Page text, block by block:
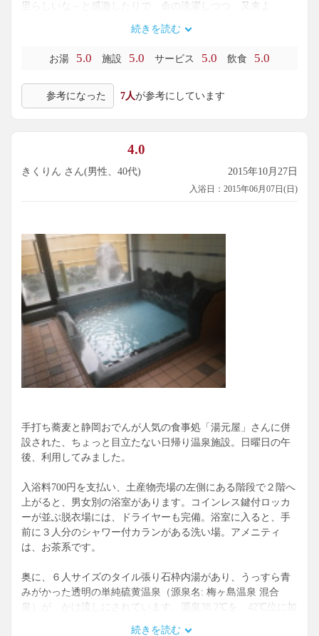
里らしいな～と感激したりで 命の洗濯しつつ 又来よ
う！！と思うわけです＾＾
続きを読む
お湯 5.0 施設 5.0 サービス 5.0 飲食 5.0
参考になった 7人が参考にしています
4.0
きくりん さん(男性、40代) 2015年10月27日
入浴日：2015年06月07日(日)
手打ち蕎麦と静岡おでんが人気の食事処「湯元屋」さんに併
設された、ちょっと目立たない日帰り温泉施設。日曜日の午
後、利用してみました。
入浴料700円を支払い、土産物売場の左側にある階段で２階へ
上がると、男女別の浴室があります。コインレス鍵付ロッカ
ーが並ぶ脱衣場には、ドライヤーも完備。浴室に入ると、手
前に３人分のシャワー付カランがある洗い場。アメニティ
は、お茶系です。
奥に、６人サイズのタイル張り石枠内湯があり、うっすら青
みがかった透明の単純硫黄温泉（源泉名: 梅ヶ島温泉 混合
泉）が、かけ流しにされています。源泉38.2℃を、42℃位に加
続きを読む